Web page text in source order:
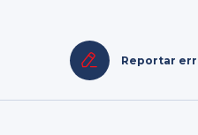
Reportar